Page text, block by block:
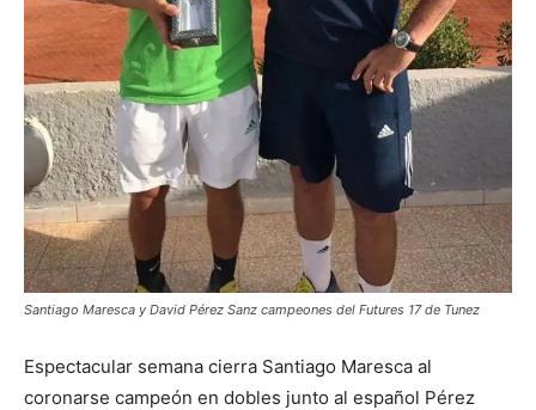
Santiago Maresca y David Pérez Sanz campeones del Futures 17 de Tunez
Espectacular semana cierra Santiago Maresca al
coronarse campeón en dobles junto al español Pérez